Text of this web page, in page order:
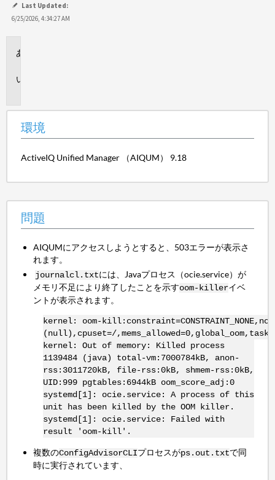
Last Updated:
6/25/2026, 4:34:27 AM
環境
ActiveIQ Unified Manager （AIQUM） 9.18
問題
AIQUMにアクセスしようとすると、503エラーが表示さ
れます。
journalcl.txtには、Javaプロセス（ocie.service）が
メモリ不足により終了したことを示すoom-killerイベ
ントが表示されます。
kernel: oom-
(null),cpuset=/
kernel: Out of memory: Killed process
1139484 (java) total-vm:7000784kB, anon-
rss:3011720kB, file-rss:0kB, shmem-rss:0kB,
UID:999 pgtables:6944kB oom_score_adj:0
systemd[1]: ocie.service: A process of this
unit has been killed by the OOM killer.
systemd[1]: ocie.service: Failed with
result 'oom-kill'.
複数のConfigAdvisorCLIプロセスがps.out.txtで同
時に実行されています、